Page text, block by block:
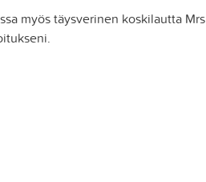
myös täysverinen koskilautta Mrs